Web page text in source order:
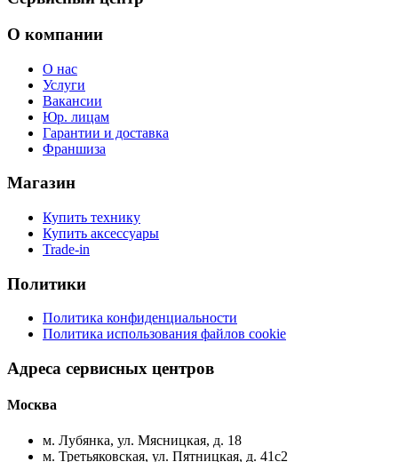
О компании
О нас
Услуги
Вакансии
Юр. лицам
Гарантии и доставка
Франшиза
Магазин
Купить технику
Купить аксессуары
Trade-in
Политики
Политика конфиденциальности
Политика использования файлов cookie
Адреса сервисных центров
Москва
м. Лубянка, ул. Мясницкая, д. 18
м. Третьяковская, ул. Пятницкая, д. 41с2